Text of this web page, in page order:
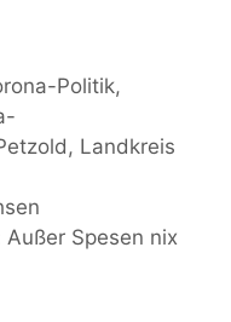
Politik,
, Landkreis
Spesen nix